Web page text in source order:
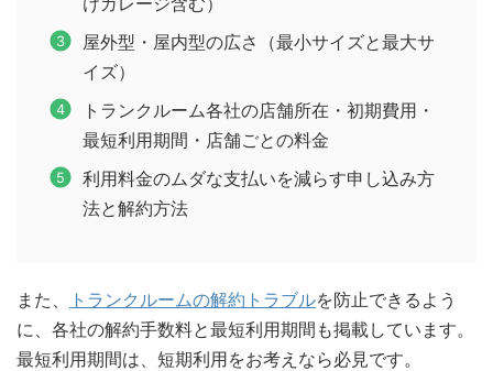
屋外型・屋内型の広さ（最小サイズと最大サ
イズ）
トランクルーム各社の店舗所在・初期費用・
最短利用期間・店舗ごとの料金
利用料金のムダな支払いを減らす申し込み方
法と解約方法
また、 トランクルームの解約トラブルを防止できるよう
に、各社の解約手数料と最短利用期間も掲載しています。
最短利用期間は、短期利用をお考えなら必見です。